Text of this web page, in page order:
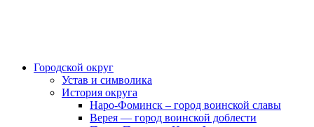
Городской округ
Устав и символика
История округа
Наро-Фоминск – город воинской славы
Верея — город воинской доблести